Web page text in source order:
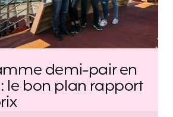
demi-pair en
le bon plan rapport